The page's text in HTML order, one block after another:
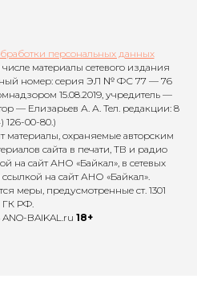
персональных данных
материалы сетевого издания
номер: серия ЭЛ № ФС 77 — 76
15.08.2019, учредитель —
— Елизарьев А. А. Тел. редакции: 8
126-00-80.)
материалы, охраняемые авторским
сайта в печати, ТВ и радио
на сайт АНО «Байкал», в сетевых
на сайт АНО «Байкал».
меры, предусмотренные ст. 1301
ГК РФ.
BAIKAL.ru 18+